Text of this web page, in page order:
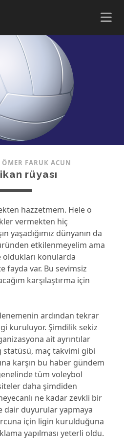
ÖMER FARUK ACUN
rüyası
hazzetmem. Hele o
vermekten hiç
yaşadığımız dünyanın da
etkilenmeyelim ama
konularda
fayda var. Bu sevimsiz
karşılaştırma için
ardından tekrar
kuruluyor. Şimdilik sekiz
ait ayrıntılar
statüsü, maç takvimi gibi
karşın bu haber gündem
tüm voleybol
daha şimdiden
ne kadar zevkli bir
dair duyurular yapmaya
için ligin kurulduğuna
yapılması yeterli oldu.